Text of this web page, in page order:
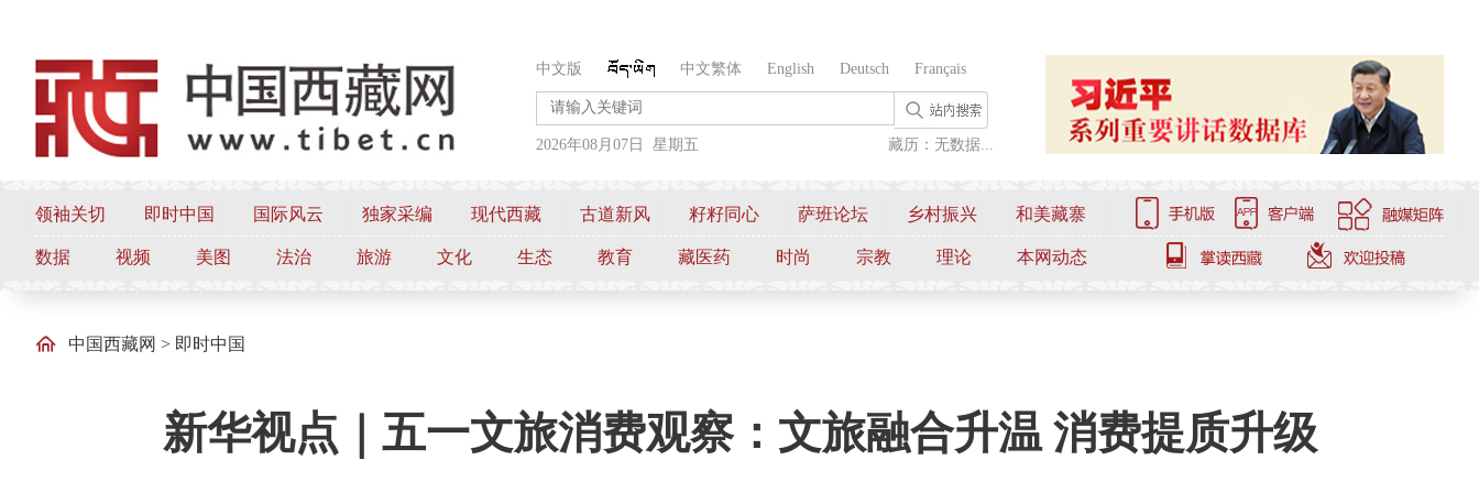
中文版 中文繁体 English Deutsch Français
2026年08月07日 星期五 藏历：无数据...
领袖关切 即时中国 国际风云 独家采编 现代西藏 古道新风 籽籽同心 萨班论坛 乡村振兴 和美藏寨
数据 视频 美图 法治 旅游 文化 生态 教育 藏医药 时尚 宗教 理论 本网动态
中国西藏网 > 即时中国
新华视点｜五一文旅消费观察：文旅融合升温 消费提质升级